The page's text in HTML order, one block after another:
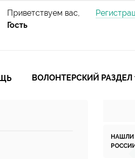
Приветствуем вас,
Гость
ВОЛОНТЕРСКИЙ РАЗДЕЛ
НАШЛИ
РОССИИ